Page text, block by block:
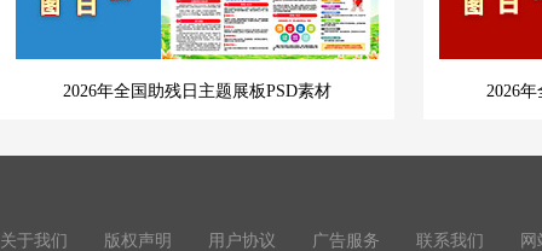
2026年全国助残日主题展板PSD素材 2026
关于我们 版权声明 用户协议 广告服务 联系我们 网